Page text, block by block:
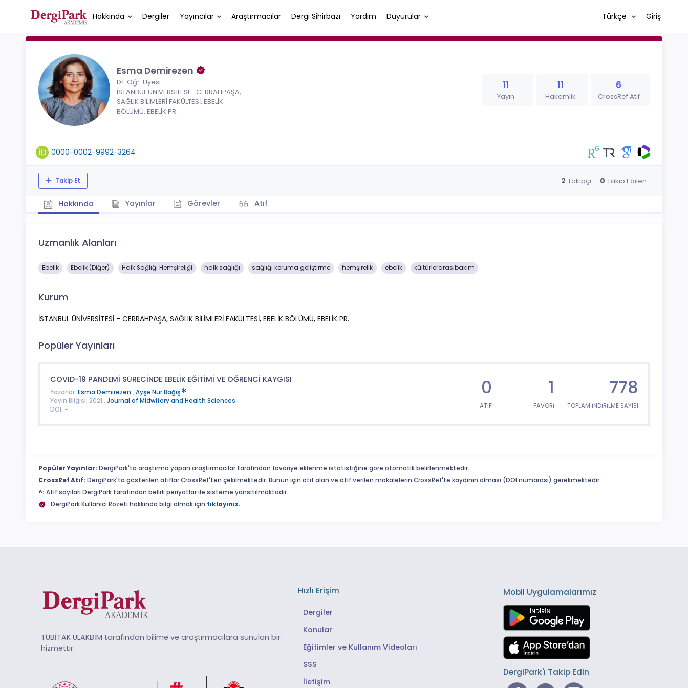
Hakkında Dergiler Yayıncılar Araştırmacılar Dergi Sihirbazı Yardım Duyurular Türkçe Giriş
Esma Demirezen
Dr. Öğr. Üyesi
İSTANBUL ÜNİVERSİTESİ - CERRAHPAŞA,
SAĞLIK BİLİMLERİ FAKÜLTESİ, EBELİK
BÖLÜMÜ, EBELİK PR.
11
Yayın
11
Hakemlik
6
CrossRef Atıf
0000-0002-9992-3264
Takip Et 2 Takipçi 0 Takip Edilen
Hakkında Yayınlar Görevler Atıf
Uzmanlık Alanları
Ebelik Ebelik (Diğer) Halk Sağlığı Hemşireliği halk sağlığı sağlığı koruma geliştirme hemşirelik ebelik kültürlerarasıbakım
Kurum
İSTANBUL ÜNİVERSİTESİ - CERRAHPAŞA, SAĞLIK BİLİMLERİ FAKÜLTESİ, EBELİK BÖLÜMÜ, EBELİK PR.
Popüler Yayınları
COVID-19 PANDEMİ SÜRECİNDE EBELİK EĞİTİMİ VE ÖĞRENCİ KAYGISI
Yazarlar: Esma Demirezen , Ayşe Nur Bağış
Yayın Bilgisi: 2021 , Journal of Midwifery and Health Sciences
DOI: -
0
ATIF
1
FAVORİ
778
TOPLAM İNDİRİLME SAYISI
Popüler Yayınlar: DergiPark'ta araştırma yapan araştırmacılar tarafından favoriye eklenme istatistiğine göre otomatik belirlenmektedir.
CrossRef Atıf: DergiPark'ta gösterilen atıflar CrossRef'ten çekilmektedir. Bunun için atıf alan ve atıf verilen makalelerin CrossRef'te kaydının olması (DOI numarası) gerekmektedir.
^: Atıf sayıları DergiPark tarafından belirli periyotlar ile sisteme yansıtılmaktadır.
: DergiPark Kullanıcı Rozeti hakkında bilgi almak için tıklayınız.
TÜBİTAK ULAKBİM tarafından bilime ve araştırmacılara sunulan bir
hizmettir.
Hızlı Erişim
Dergiler
Konular
Eğitimler ve Kullanım Videoları
SSS
İletişim
Mobil Uygulamalarımız
DergiPark'ı Takip Edin